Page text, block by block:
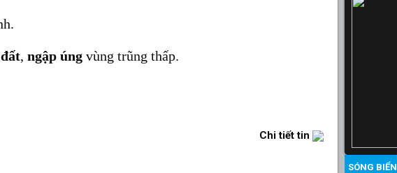
, ngập úng vùng trũng thấp.
Chi tiết tin
SÓNG BIỂN